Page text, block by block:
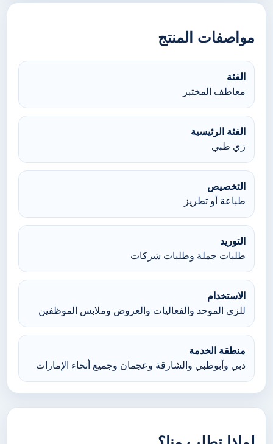
مواصفات المنتج
الفئة
معاطف المختبر
الفئة الرئيسية
زي طبي
التخصيص
طباعة أو تطريز
التوريد
طلبات جملة وطلبات شركات
الاستخدام
للزي الموحد والفعاليات والعروض وملابس الموظفين
منطقة الخدمة
دبي وأبوظبي والشارقة وعجمان وجميع أنحاء الإمارات